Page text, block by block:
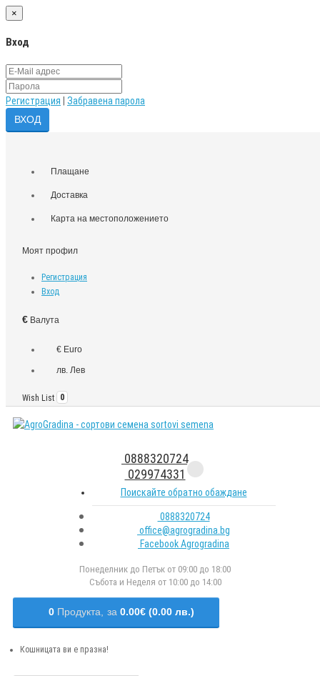
×
Вход
Регистрация Забравена парола
Плащане
Доставка
Карта на местоположението
Моят профил
Регистрация
Вход
€ Валута
€ Euro
лв. Лев
Wish List 0
0888320724
029974331
Поискайте обратно обаждане
0888320724
office@agrogradina.bg
Facebook Agrogradina
Понеделник до Петък от 09:00 до 18:00
Събота и Неделя от 10:00 до 14:00
0 Продукта, за 0.00€ (0.00 лв.)
Кошницата ви е празна!